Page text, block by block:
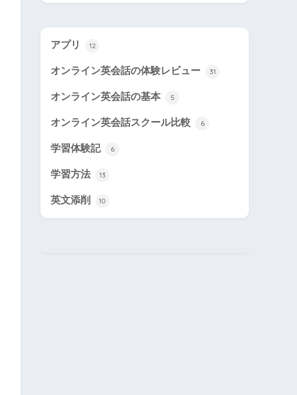
アプリ 12
オンライン英会話の体験レビュー 31
オンライン英会話の基本 5
オンライン英会話スクール比較 6
学習体験記 6
学習方法 13
英文添削 10